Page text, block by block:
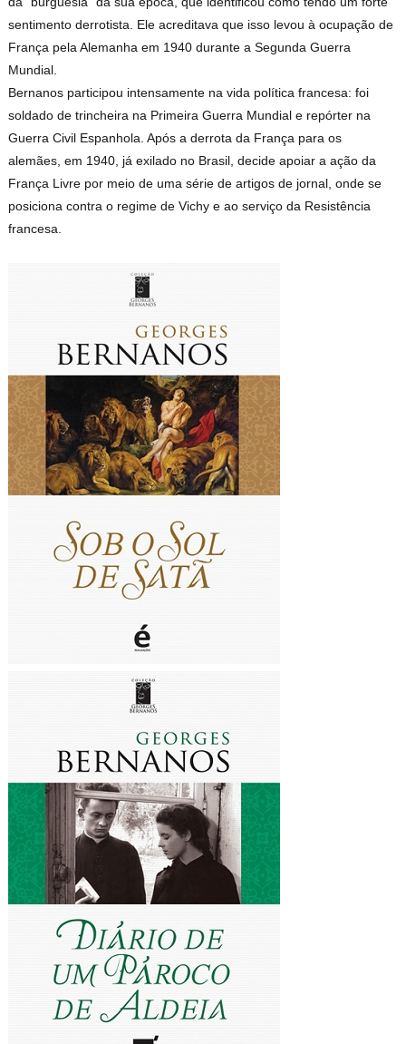
sentimento derrotista. Ele acreditava que isso levou à ocupação de
França pela Alemanha em 1940 durante a Segunda Guerra
Mundial.
Bernanos participou intensamente na vida política francesa: foi
soldado de trincheira na Primeira Guerra Mundial e repórter na
Guerra Civil Espanhola. Após a derrota da França para os
alemães, em 1940, já exilado no Brasil, decide apoiar a ação da
França Livre por meio de uma série de artigos de jornal, onde se
posiciona contra o regime de Vichy e ao serviço da Resistência
francesa.